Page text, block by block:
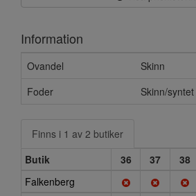
Information
Ovandel
Skinn
Foder
Skinn/syntet
Finns i 1 av 2 butiker
Butik
36 37 38
Falkenberg